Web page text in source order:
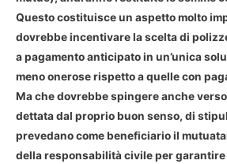
Questo costituisce un aspetto molto
dovrebbe incentivare la scelta di
a pagamento anticipato in un’unica
meno onerose rispetto a quelle con
Ma che dovrebbe spingere anche
dettata dal proprio buon senso, di
prevedano come beneficiario il
della responsabilità civile per